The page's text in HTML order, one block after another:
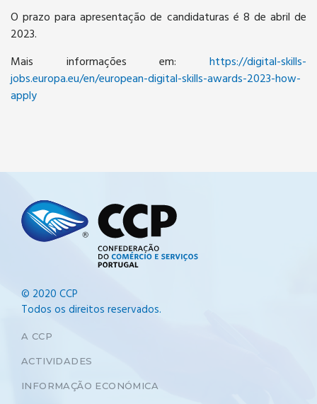
O prazo para apresentação de candidaturas é 8 de abril de
2023.
Mais informações em: https://digital-skills-
jobs.europa.eu/en/european-digital-skills-awards-2023-how-
apply
© 2020 CCP
Todos os direitos reservados.
A CCP
ACTIVIDADES
INFORMAÇÃO ECONÓMICA